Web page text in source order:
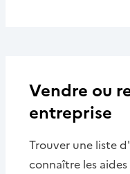
Vendre ou
entreprise
Trouver une liste
connaître les